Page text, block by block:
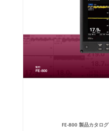
FE-800 製品カタログ